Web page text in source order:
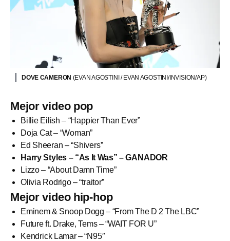
DOVE CAMERON (EVAN AGOSTINI / EVAN AGOSTINI/INVISION/AP)
Mejor video pop
Billie Eilish – “Happier Than Ever”
Doja Cat – “Woman”
Ed Sheeran – “Shivers”
Harry Styles – “As It Was” – GANADOR
Lizzo – “About Damn Time”
Olivia Rodrigo – “traitor”
Mejor video hip-hop
Eminem & Snoop Dogg – “From The D 2 The LBC”
Future ft. Drake, Tems – “WAIT FOR U”
Kendrick Lamar – “N95″